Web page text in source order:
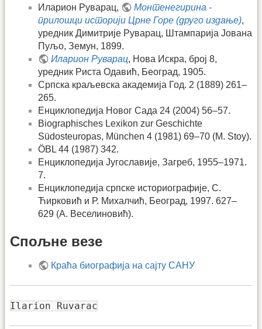
Иларион Руварац,
Монтенегирина -
прилошци историји Црне Горе (друго издање),
уредник Димитрије Руварац, Штампарија Јована
Пуљо, Земун, 1899.
Иларион Руварац, Нова Искра, број 8,
уредник Риста Одавић, Београд, 1905.
Српска краљевска академија Год. 2 (1889) 261–
265.
Енциклопедија Новог Сада 24 (2004) 56–57.
Biographisches Lexikon zur Geschichte
Südosteuropas, München 4 (1981) 69–70 (М. Stoy).
ÖBL 44 (1987) 342.
Енциклопедија Југославије, Загреб, 1955–1971.
7.
Енциклопедија српске историографије, С.
Ћирковић и Р. Михалчић, Београд, 1997. 627–
629 (A. Веселиновић).
Спољне везе
Краћа биографија на сајту САНУ
Ilarion Ruvarac